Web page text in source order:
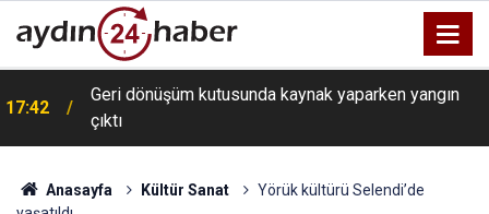
17:42
Geri dönüşüm kutusunda kaynak yaparken yangın
çıktı
Anasayfa Kültür Sanat
Yörük kültürü Selendi’de